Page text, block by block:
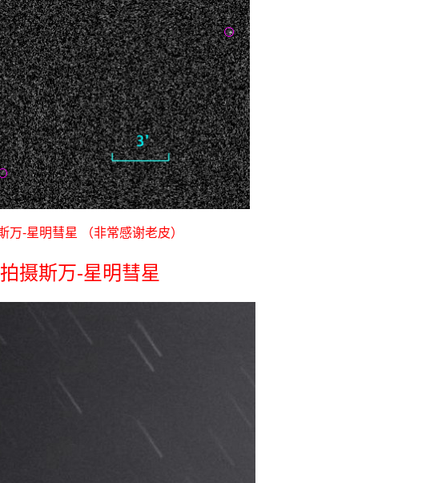
万-星明彗星 （非常感谢老皮）
摄斯万-星明彗星